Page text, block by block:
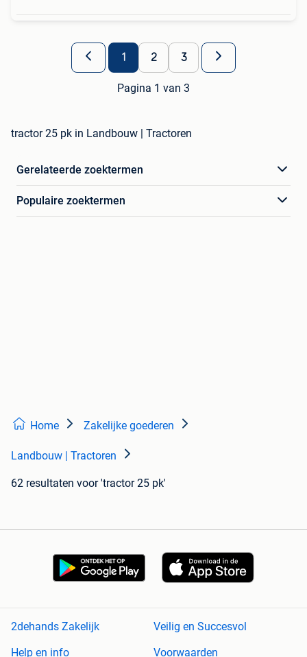
1 2 3
Pagina 1 van 3
tractor 25 pk in Landbouw | Tractoren
Gerelateerde zoektermen
Populaire zoektermen
Home Zakelijke goederen
Landbouw | Tractoren
62 resultaten voor 'tractor 25 pk'
2dehands Zakelijk
Veilig en Succesvol
Help en info
Voorwaarden